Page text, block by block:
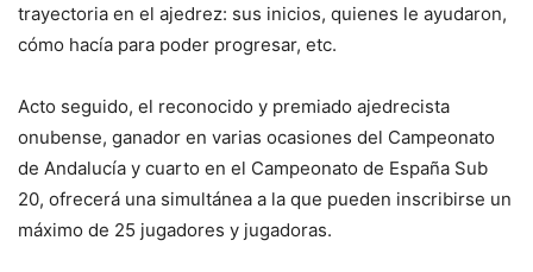
trayectoria en el ajedrez: sus inicios, quienes le ayudaron,
cómo hacía para poder progresar, etc.
Acto seguido, el reconocido y premiado ajedrecista
onubense, ganador en varias ocasiones del Campeonato
de Andalucía y cuarto en el Campeonato de España Sub
20, ofrecerá una simultánea a la que pueden inscribirse un
máximo de 25 jugadores y jugadoras.